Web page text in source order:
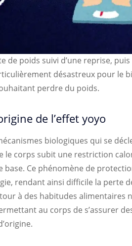
de poids suivi d’une reprise, puis
désastreux pour le
perdre du poids.
de l’effet yoyo
biologiques qui se
le corps subit une restriction
base. Ce phénomène de
rendant ainsi difficile la perte
à des habitudes alimentaires
au corps de s’assurer